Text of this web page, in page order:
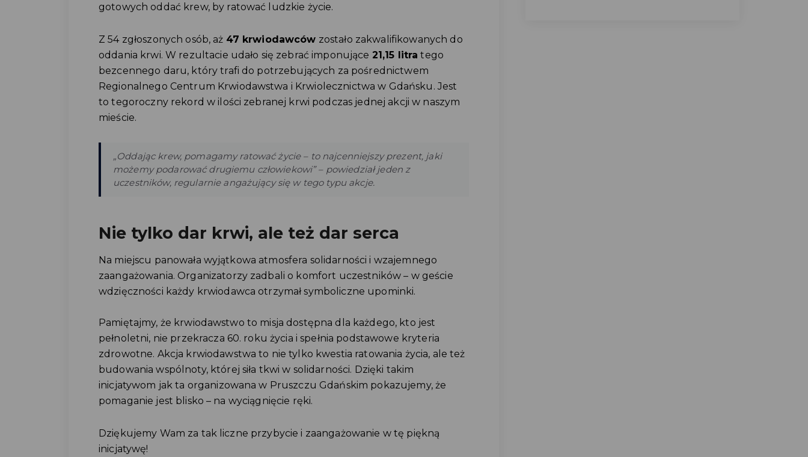
gotowych oddać krew, by ratować ludzkie życie.
Z 54 zgłoszonych osób, aż 47 krwiodawców zostało zakwalifikowanych do
oddania krwi. W rezultacie udało się zebrać imponujące 21,15 litra tego
bezcennego daru, który trafi do potrzebujących za pośrednictwem
Regionalnego Centrum Krwiodawstwa i Krwiolecznictwa w Gdańsku. Jest
to tegoroczny rekord w ilości zebranej krwi podczas jednej akcji w naszym
mieście.
„Oddając krew, pomagamy ratować życie – to najcenniejszy prezent, jaki
możemy podarować drugiemu człowiekowi” – powiedział jeden z
uczestników, regularnie angażujący się w tego typu akcje.
Nie tylko dar krwi, ale też dar serca
Na miejscu panowała wyjątkowa atmosfera solidarności i wzajemnego
zaangażowania. Organizatorzy zadbali o komfort uczestników – w geście
wdzięczności każdy krwiodawca otrzymał symboliczne upominki.
Pamiętajmy, że krwiodawstwo to misja dostępna dla każdego, kto jest
pełnoletni, nie przekracza 60. roku życia i spełnia podstawowe kryteria
zdrowotne. Akcja krwiodawstwa to nie tylko kwestia ratowania życia, ale też
budowania wspólnoty, której siła tkwi w solidarności. Dzięki takim
inicjatywom jak ta organizowana w Pruszczu Gdańskim pokazujemy, że
pomaganie jest blisko – na wyciągnięcie ręki.
Dziękujemy Wam za tak liczne przybycie i zaangażowanie w tę piękną
inicjatywę!